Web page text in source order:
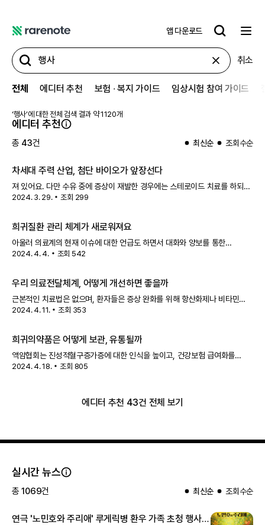
어
노
트
앱 다운로드
취소
전체 에디터 추천 보험 ∙ 복지 가이드 임상시험 참여 가이드
‘행사’에 대한 전체 검색 결과 약1120개
에디터 추천
총 43건 최신순 조회수순
차세대 주력 산업, 첨단 바이오가 앞장선다
져 있어요. 다만 수유 중에 증상이 재발한 경우에는 스테로이드 치료를 하되
수유는 중단해야 해요.행사
2024. 3. 29. 조회 299
희귀질환 관리 체계가 새로워져요
아울러 의료계의 현재 이슈에 대한 언급도 하면서 대화와 양보를 통한
해결책을 찾기를 희망했어요.
2024. 4. 4. 조회 542
우리 의료전달체계, 어떻게 개선하면 좋을까
근본적인 치료법은 없으며, 환자들은 증상 완화를 위해 항산화제나 비타민
등을 복용하고 있어요.행사
2024. 4. 11. 조회 353
희귀의약품은 어떻게 보관, 유통될까
액암협회는 진성적혈구증가증에 대한 인식을 높이고, 건강보험 급여화를
촉구하는 '진성적혈구증가증 희망솔루션'
2024. 4. 18. 조회 805
에디터 추천 43건 전체 보기
실시간 뉴스
총1069건 최신순 조회수순
연극 '노민호와 주리애' 루게릭병 환우 가족 초청 행사